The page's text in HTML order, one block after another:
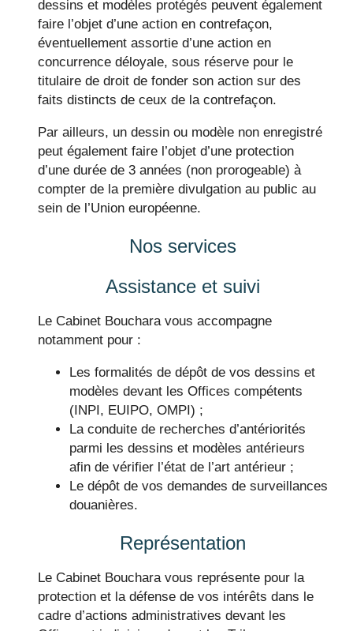
dessins et modèles protégés peuvent également
faire l’objet d’une action en contrefaçon,
éventuellement assortie d’une action en
concurrence déloyale, sous réserve pour le
titulaire de droit de fonder son action sur des
faits distincts de ceux de la contrefaçon.
Par ailleurs, un dessin ou modèle non enregistré
peut également faire l’objet d’une protection
d’une durée de 3 années (non prorogeable) à
compter de la première divulgation au public au
sein de l’Union européenne.
Nos services
Assistance et suivi
Le Cabinet Bouchara vous accompagne
notamment pour :
Les formalités de dépôt de vos dessins et
modèles devant les Offices compétents
(INPI, EUIPO, OMPI) ;
La conduite de recherches d’antériorités
parmi les dessins et modèles antérieurs
afin de vérifier l’état de l’art antérieur ;
Le dépôt de vos demandes de surveillances
douanières.
Représentation
Le Cabinet Bouchara vous représente pour la
protection et la défense de vos intérêts dans le
cadre d’actions administratives devant les